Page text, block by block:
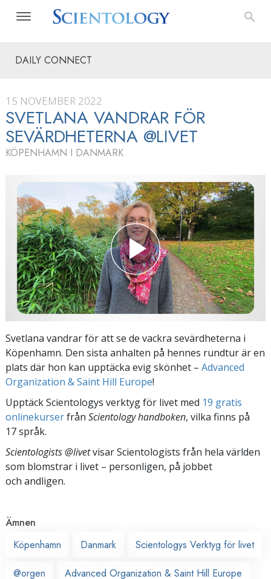
DAILY CONNECT
15 NOVEMBER 2022
SVETLANA VANDRAR FÖR
SEVÄRDHETERNA @LIVET
KÖPENHAMN I DANMARK
Svetlana vandrar för att se de vackra sevärdheterna i
Köpenhamn. Den sista anhalten på hennes rundtur är en
plats där hon kan upptäcka evig skönhet – Advanced
Organization & Saint Hill Europe!
Upptäck Scientologys verktyg för livet med 19 gratis
onlinekurserfrån Scientology handboken, vilka finns på
17 språk.
Scientologists @livetvisar Scientologists från hela världen
som blomstrar i livet – personligen, på jobbet
och andligen.
Ämnen
Köpenhamn
Danmark Scientologys Verktyg för livet
@orgen Advanced Organization & Saint Hill Europe